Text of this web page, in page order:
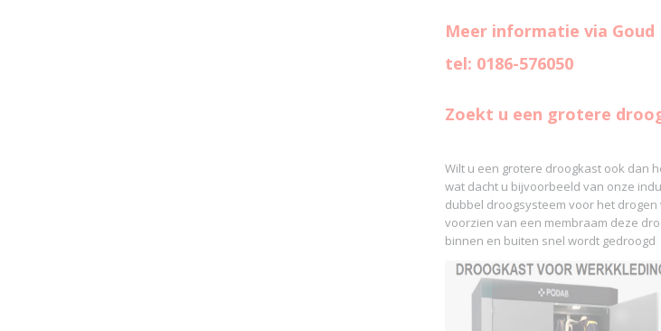
Meer informatie via Goud
tel: 0186-576050
Zoekt u een grotere
Wilt u een grotere droogkast ook dan
wat dacht u bijvoorbeeld van onze
dubbel droogsysteem voor het
voorzien van een membraam deze
binnen en buiten snel wordt gedroogd